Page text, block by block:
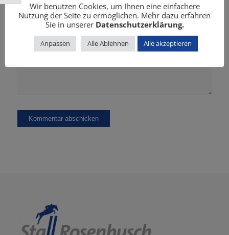
Name, E-Mail-Adresse und Website in diesem Browser für
meinen nächsten Kommentar speichern.
Wir benutzen Cookies, um Ihnen eine einfachere
Nutzung der Seite zu ermöglichen. Mehr dazu erfahren
Sie in unserer Datenschutzerklärung.
Anpassen Alle Ablehnen Alle akzeptieren